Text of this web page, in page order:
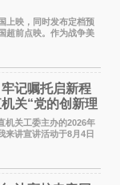
映，同时发布定档预
超前点映。作为战争美
记嘱托启新程
关“党的创新理
动圆满落幕
关工委主办的2026年
来讲宣讲活动于8月4日
"牢记嘱托 感恩奋进
题，坚持以新时代中国